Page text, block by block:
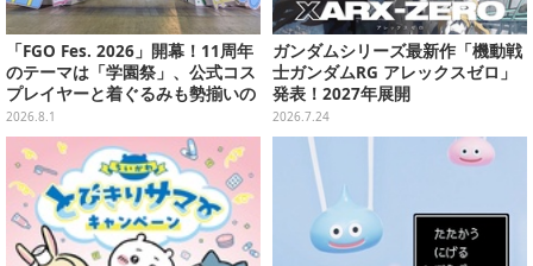
「FGO Fes. 2026」開幕！11周年
のテーマは「学園祭」、公式コス
プレイヤーと着ぐるみも勢揃いの
カルデア学園はお祭り一色
2026.8.1
ガンダムシリーズ最新作「機動戦
士ガンダムRG アレックスゼロ」
発表！2027年展開
2026.7.24